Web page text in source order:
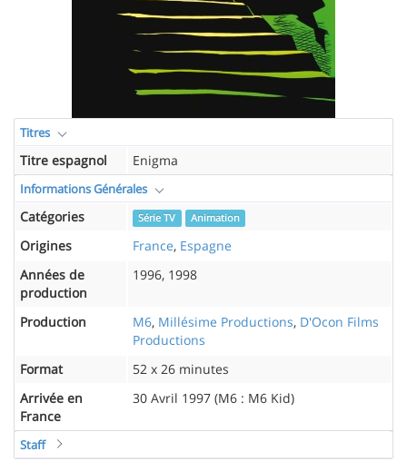
Titres
Titre espagnol Enigma
Informations Générales
Catégories Série TV Animation
Origines France, Espagne
Années de
production
1996, 1998
Production M6, Millésime Productions, D'Ocon Films
Productions
Format
52 x 26 minutes
Arrivée en
France
30 Avril 1997 (M6 : M6 Kid)
Staff